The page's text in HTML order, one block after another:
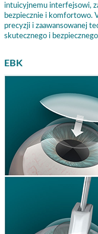
intuicyjnemu interfejsowi,
bezpiecznie i komfortowo.
precyzji i zaawansowanej
skutecznego i
EBK